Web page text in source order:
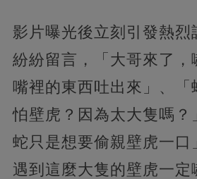
影片曝光後立刻引發熱烈
紛紛留言，「大哥來了，
嘴裡的東西吐出來」、「
怕壁虎？因為太大隻嗎？
蛇只是想要偷親壁虎一口
遇到這麼大隻的壁虎一定